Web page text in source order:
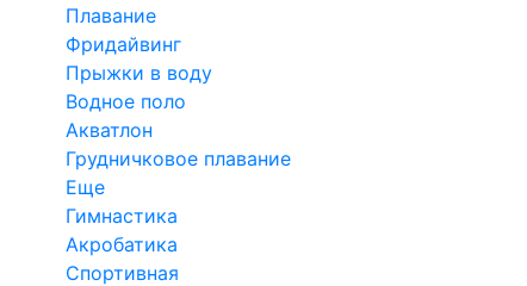
Плавание
Фридайвинг
Прыжки в воду
Водное поло
Акватлон
Грудничковое плавание
Еще
Гимнастика
Акробатика
Спортивная